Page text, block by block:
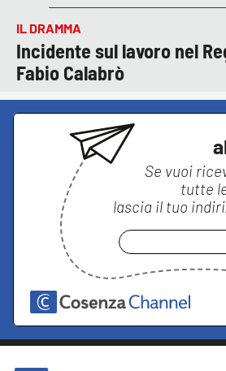
IL DRAMMA
Incidente sul lavoro nel
Fabio Calabrò
Se vuoi
tutte
lascia il tuo